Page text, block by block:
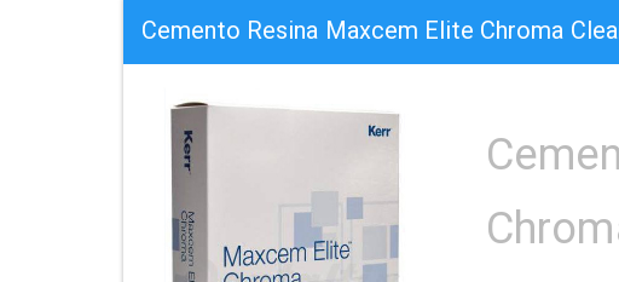
Cemento Resina Maxcem Elite Chroma